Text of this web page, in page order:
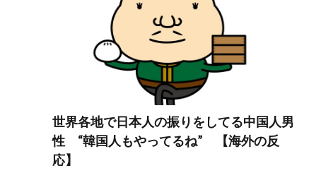
世界各地で日本人の振りをしてる中国人男
性 “韓国人もやってるね” 【海外の反
応】